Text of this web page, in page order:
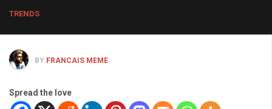
TRENDS
BY FRANCAIS MEME
Spread the love